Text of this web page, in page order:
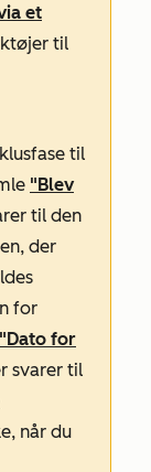
et
til
til
"Blev
til den
der
for
"Dato for
svarer til
når du